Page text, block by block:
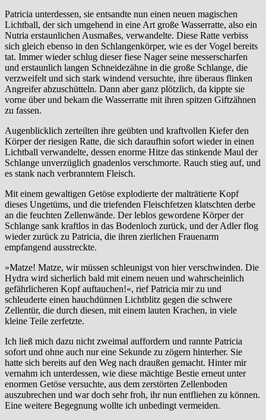
Patricia unterdessen, sie entsandte nun einen neuen magischen
Lichtball, der sich umgehend in eine Art große Wasserratte, also ein
Nutria erstaunlichen Ausmaßes, verwandelte. Diese Ratte verbiss
sich gleich ebenso in den Schlangenkörper, wie es der Vogel bereits
tat. Immer wieder schlug dieser fiese Nager seine messerscharfen
und erstaunlich langen Schneidezähne in die große Schlange, die
verzweifelt und sich stark windend versuchte, ihre überaus flinken
Angreifer abzuschütteln. Dann aber ganz plötzlich, da kippte sie
vorne über und bekam die Wasserratte mit ihren spitzen Giftzähnen
zu fassen.
Augenblicklich zerteilten ihre geübten und kraftvollen Kiefer den
Körper der riesigen Ratte, die sich daraufhin sofort wieder in einen
Lichtball verwandelte, dessen enorme Hitze das stinkende Maul der
Schlange unverzüglich gnadenlos verschmorte. Rauch stieg auf, und
es stank nach verbranntem Fleisch.
Mit einem gewaltigen Getöse explodierte der malträtierte Kopf
dieses Ungetüms, und die triefenden Fleischfetzen klatschten derbe
an die feuchten Zellenwände. Der leblos gewordene Körper der
Schlange sank kraftlos in das Bodenloch zurück, und der Adler flog
wieder zurück zu Patricia, die ihren zierlichen Frauenarm
empfangend ausstreckte.
»Matze! Matze, wir müssen schleunigst von hier verschwinden. Die
Hydra wird sicherlich bald mit einem neuen und wahrscheinlich
gefährlicheren Kopf auftauchen!«, rief Patricia mir zu und
schleuderte einen hauchdünnen Lichtblitz gegen die schwere
Zellentür, die durch diesen, mit einem lauten Krachen, in viele
kleine Teile zerfetzte.
Ich ließ mich dazu nicht zweimal auffordern und rannte Patricia
sofort und ohne auch nur eine Sekunde zu zögern hinterher. Sie
hatte sich bereits auf den Weg nach draußen gemacht. Hinter mir
vernahm ich unterdessen, wie diese mächtige Bestie erneut unter
enormen Getöse versuchte, aus dem zerstörten Zellenboden
auszubrechen und war doch sehr froh, ihr nun entfliehen zu können.
Eine weitere Begegnung wollte ich unbedingt vermeiden.